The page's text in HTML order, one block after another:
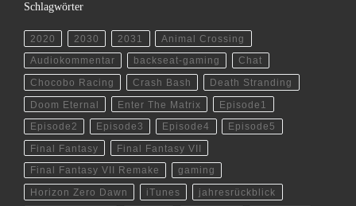
Schlagwörter
2020 2030 2031 Animal Crossing
Audiokommentar backseat-gaming Chat
Chocobo Racing Crash Bash Death Stranding
Doom Eternal Enter The Matrix Episode1
Episode2 Episode3 Episode4 Episode5
Final Fantasy Final Fantasy VII
Final Fantasy VII Remake gaming
Horizon Zero Dawn iTunes jahresrückblick